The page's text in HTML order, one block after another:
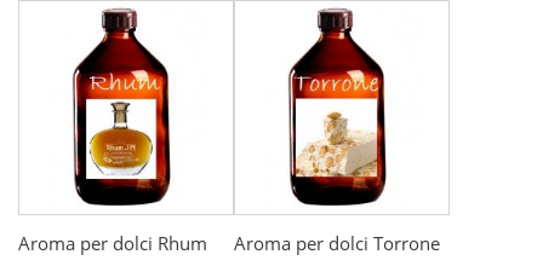
Aroma per dolci Rhum Aroma per dolci Torrone